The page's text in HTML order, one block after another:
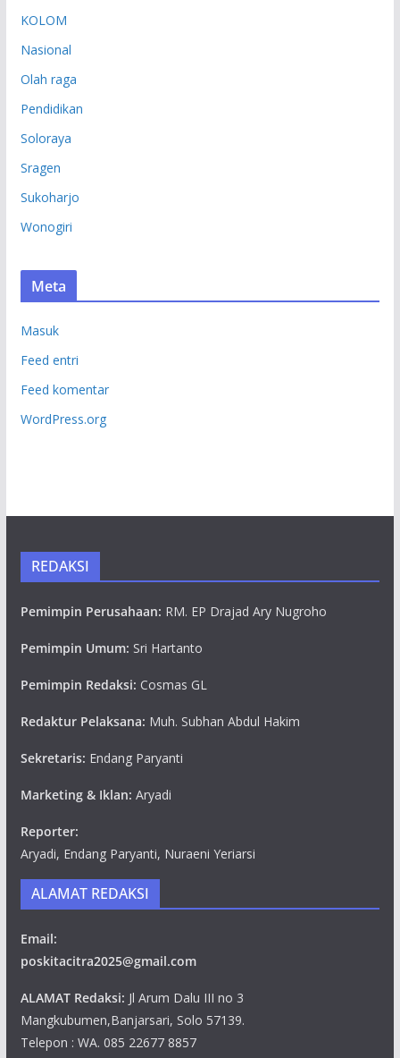
KOLOM
Nasional
Olah raga
Pendidikan
Soloraya
Sragen
Sukoharjo
Wonogiri
Meta
Masuk
Feed entri
Feed komentar
WordPress.org
REDAKSI
Pemimpin Perusahaan: RM. EP Drajad Ary Nugroho
Pemimpin Umum: Sri Hartanto
Pemimpin Redaksi: Cosmas GL
Redaktur Pelaksana: Muh. Subhan Abdul Hakim
Sekretaris: Endang Paryanti
Marketing & Iklan: Aryadi
Reporter:
Aryadi, Endang Paryanti, Nuraeni Yeriarsi
ALAMAT REDAKSI
Email:
poskitacitra2025@gmail.com
ALAMAT Redaksi: Jl Arum Dalu III no 3
Mangkubumen,Banjarsari, Solo 57139.
Telepon : WA. 085 22677 8857